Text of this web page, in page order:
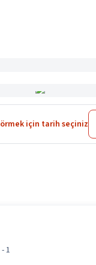
için tarih seçiniz
1